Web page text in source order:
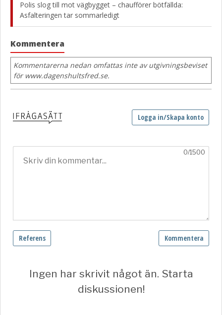
Polis slog till mot vägbygget – chaufförer bötfällda:
Asfalteringen tar sommarledigt
Kommentera
Kommentarerna nedan omfattas inte av utgivningsbeviset
för www.dagenshultsfred.se.